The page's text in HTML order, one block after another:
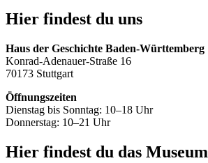
Hier findest du uns
Haus der Geschichte Baden-Württemberg
Konrad-Adenauer-Straße 16
70173 Stuttgart
Öffnungszeiten
Dienstag bis Sonntag: 10–18 Uhr
Donnerstag: 10–21 Uhr
Hier findest du das Museum